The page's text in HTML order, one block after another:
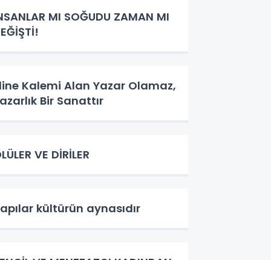
MI SOĞUDU ZAMAN MI
Kalemi Alan Yazar Olamaz,
Bir Sanattır
VE DİRİLER
kültürün aynasıdır